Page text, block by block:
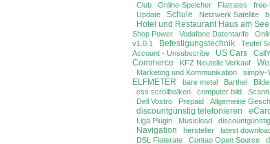
Club Online-Speicher Flatrates
Update Schule Netzwerk Satellite
Hotel und Restaurant Haus am
Shop Power
Vodafone Datentarife
v1.0.1
Befestigungstechnik Teufel
Account - Unsubscribe
US Cars
Commerce
KFZ Neuteile Verkauf
Marketing und Kommunikation
simply-
ELFMETER
bare metal Barthel
css scrollbalken
computer bild
Dell Vostro Prepaid Allgemeine
discountgünstig telefonieren
Liga Plugin
Musicload
Navigation hersteller latest
DSL Flaterate
Contao Open Source